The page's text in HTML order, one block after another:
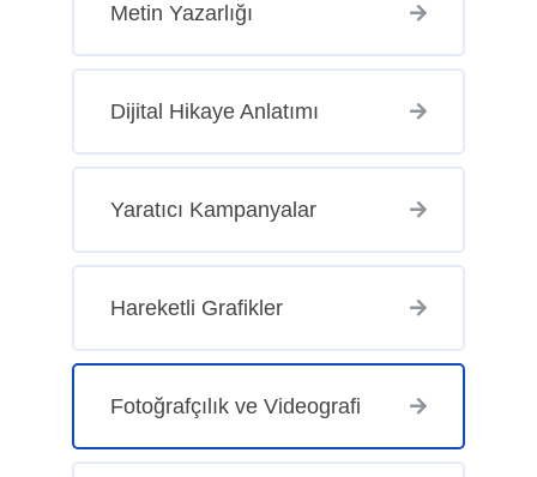
Metin Yazarlığı
Dijital Hikaye Anlatımı
Yaratıcı Kampanyalar
Hareketli Grafikler
Fotoğrafçılık ve Videografi